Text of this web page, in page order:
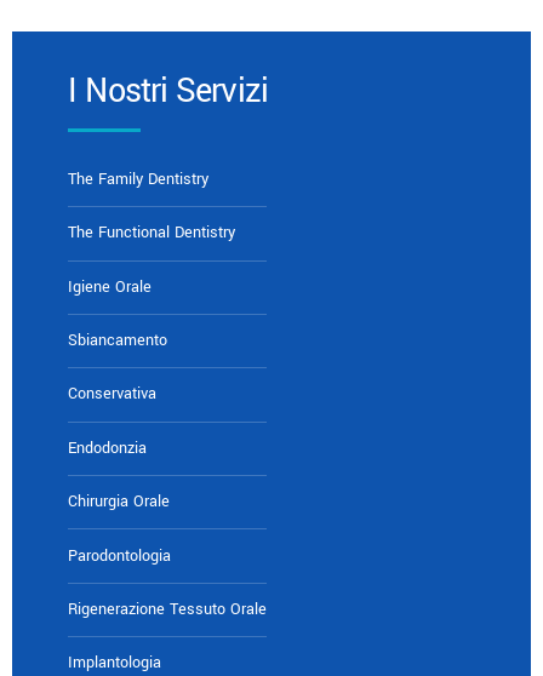
I Nostri Servizi
The Family Dentistry
The Functional Dentistry
Igiene Orale
Sbiancamento
Conservativa
Endodonzia
Chirurgia Orale
Parodontologia
Rigenerazione Tessuto Orale
Implantologia